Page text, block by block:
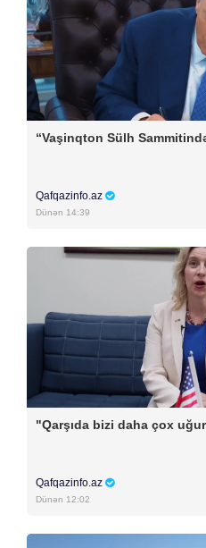
“Vaşinqton Sülh
Qafqazinfo.az
Dünən 14:39
"Qarşıda bizi daha çox
Qafqazinfo.az
Dünən 12:02